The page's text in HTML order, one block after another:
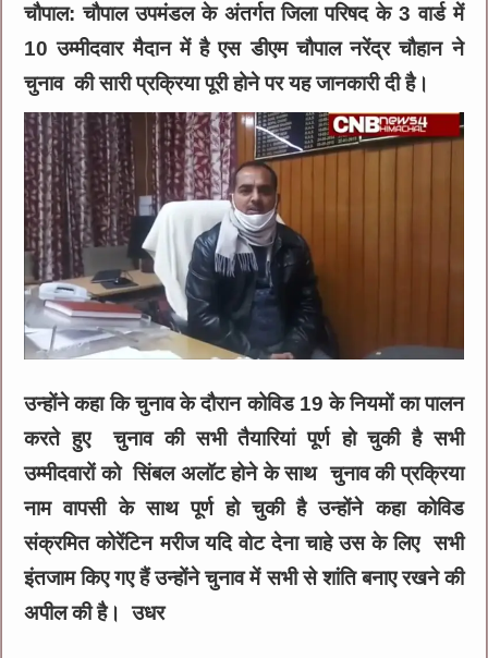
चौपाल: चौपाल उपमंडल के अंतर्गत जिला परिषद के 3 वार्ड में
10 उम्मीदवार मैदान में है एस डीएम चौपाल नरेंद्र चौहान ने
चुनाव की सारी प्रक्रिया पूरी होने पर यह जानकारी दी है।
उन्होंने कहा कि चुनाव के दौरान कोविड 19 के नियमों का पालन
करते हुए चुनाव की सभी तैयारियां पूर्ण हो चुकी है सभी
उम्मीदवारों को सिंबल अलॉट होने के साथ चुनाव की प्रक्रिया
नाम वापसी के साथ पूर्ण हो चुकी है उन्होंने कहा कोविड
संक्रमित कोरेंटिन मरीज यदि वोट देना चाहे उस के लिए सभी
इंतजाम किए गए हैं उन्होंने चुनाव में सभी से शांति बनाए रखने की
अपील की है। उधर